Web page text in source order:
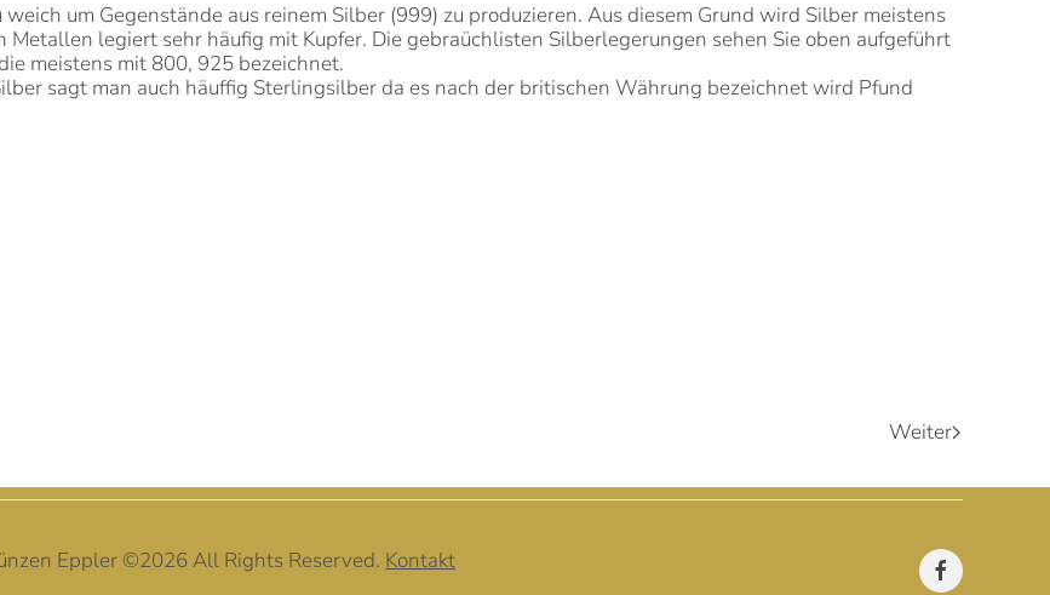
weich um Gegenstände aus reinem Silber (999) zu produzieren. Aus diesem Grund wird Silber meistens
Metallen legiert sehr häufig mit Kupfer. Die gebraüchlisten Silberlegerungen sehen Sie oben aufgeführt
meistens mit 800, 925 bezeichnet.
sagt man auch häuffig Sterlingsilber da es nach der britischen Währung bezeichnet wird Pfund
Weiter
Eppler ©2026 All Rights Reserved. Kontakt